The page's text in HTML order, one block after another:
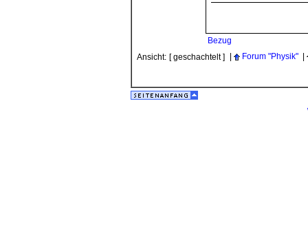
Bezug
Ansicht: [ geschachtelt ] Forum "Physik"